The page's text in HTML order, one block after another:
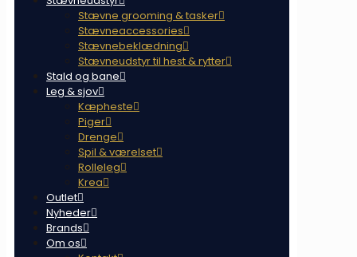
Stævne grooming & tasker
Stævneaccessories
Stævnebeklædning
Stævneudstyr til hest & rytter
Stald og bane
Leg & sjov
Kæpheste
Piger
Drenge
Spil & værelset
Rolleleg
Krea
Outlet
Nyheder
Brands
Om os